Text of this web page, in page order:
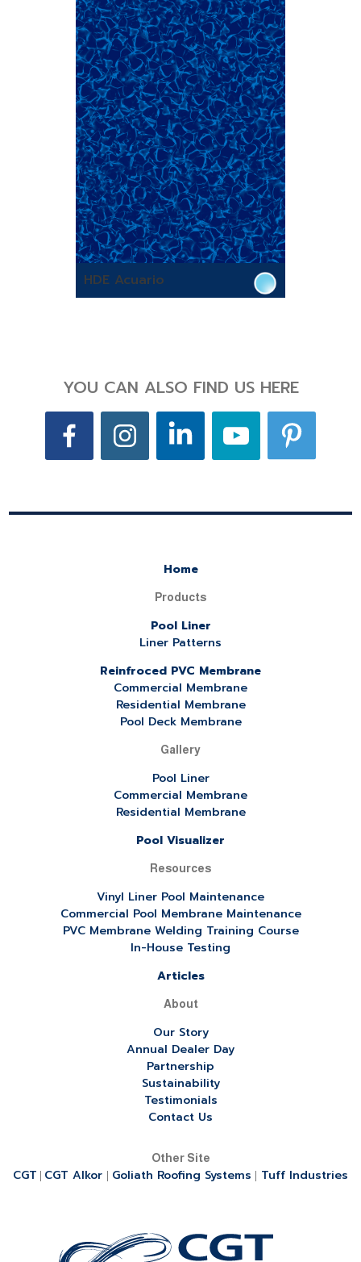
HDE Acuario
YOU CAN ALSO FIND US HERE
Home
Products
Pool Liner
Liner Patterns
Reinfroced PVC Membrane
Commercial Membrane
Residential Membrane
Pool Deck Membrane
Gallery
Pool Liner
Commercial Membrane
Residential Membrane
Pool Visualizer
Resources
Vinyl Liner Pool Maintenance
Commercial Pool Membrane Maintenance
PVC Membrane Welding Training Course
In-House Testing
Articles
About
Our Story
Annual Dealer Day
Partnership
Sustainability
Testimonials
Contact Us
Other Site
CGT CGT Alkor Goliath Roofing Systems Tuff Industries